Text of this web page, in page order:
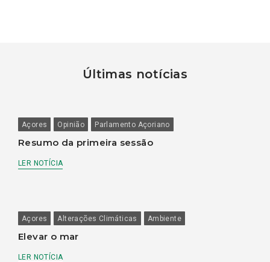
Últimas notícias
Açores Opinião Parlamento Açoriano
Resumo da primeira sessão
LER NOTÍCIA
Açores Alterações Climáticas Ambiente
Elevar o mar
LER NOTÍCIA